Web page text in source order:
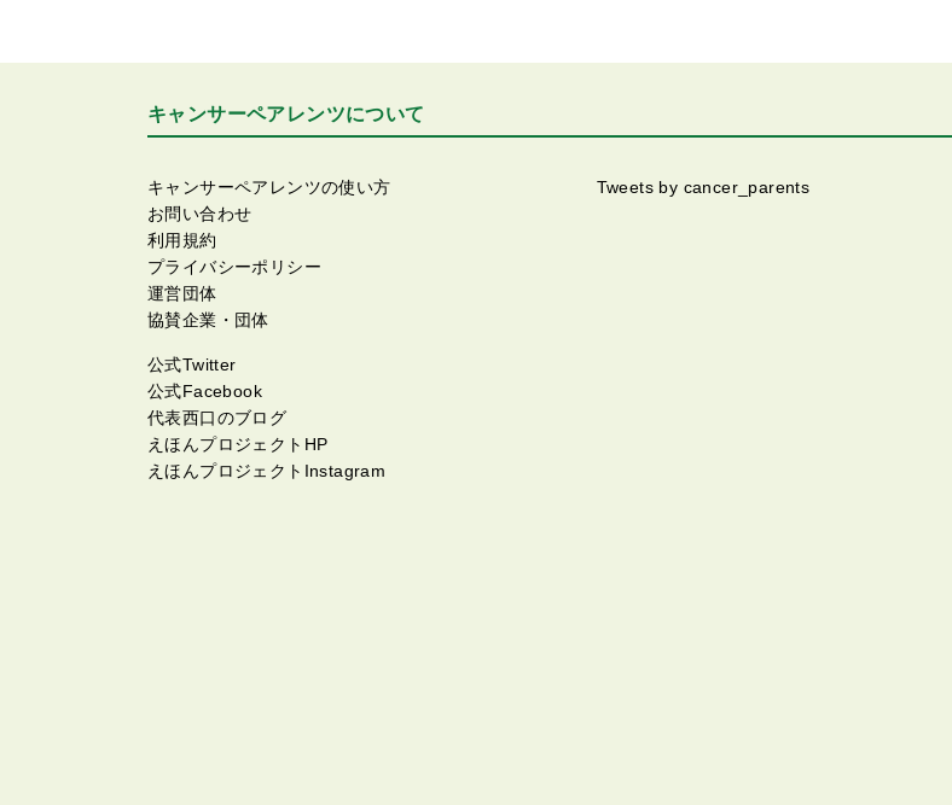
キャンサーペアレンツについて
キャンサーペアレンツの使い方
お問い合わせ
利用規約
プライバシーポリシー
運営団体
協賛企業・団体
公式Twitter
公式Facebook
代表西口のブログ
えほんプロジェクトHP
えほんプロジェクトInstagram
Tweets by cancer_parents